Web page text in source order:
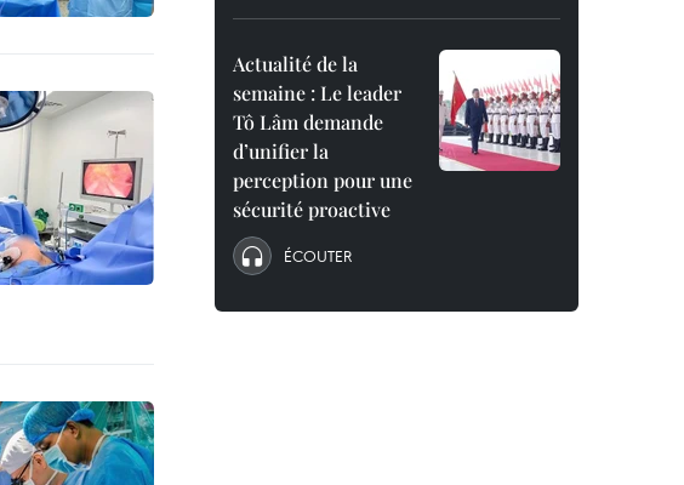
Actualité de la
semaine : Le leader
Tô Lâm demande
d’unifier la
perception pour une
sécurité proactive
ÉCOUTER